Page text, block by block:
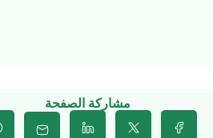
مشاركة الصفحة